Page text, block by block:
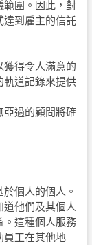
範圍。因此，對
達到雇主的信託
獲得令人滿意的
軌道記錄來提供
亞過的顧問將確
個人的個人。
他們及其個人
。這種個人服務
員工在其他地